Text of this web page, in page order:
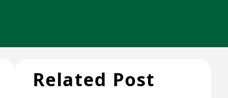
Related Post